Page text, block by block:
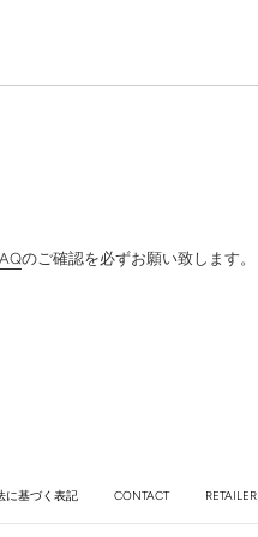
のご確認を必ずお願い致します。
に基づく表記 CONTACT RETAILER